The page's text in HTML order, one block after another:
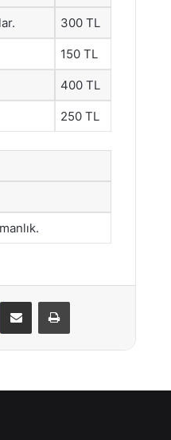
300 TL
150 TL
400 TL
250 TL
E-Posta ile paylaş Yazdır